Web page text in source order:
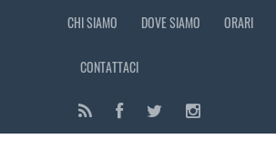
CHI SIAMO DOVE SIAMO ORARI
CONTATTACI